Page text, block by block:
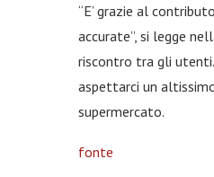
“E’ grazie al
accurate”, si legge
riscontro tra gli
aspettarci un
supermercato.
fonte